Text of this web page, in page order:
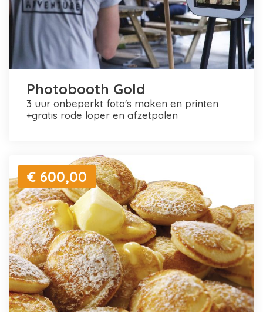
Photobooth Gold
3 uur onbeperkt foto's maken en printen
+gratis rode loper en afzetpalen
€ 600,00